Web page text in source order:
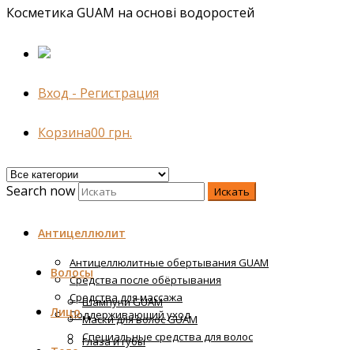
Косметика GUAM на основі водоростей
Вход - Регистрация
Корзина00 грн.
Search now Искать
Антицеллюлит
Антицеллюлитные обертывания GUAM
Средства после обёртывания
Средства для массажа
Поддерживающий уход
Волосы
Шампуни GUAM
Маски для волос GUAM
Специальные средства для волос
Лицо
Глаза и губы